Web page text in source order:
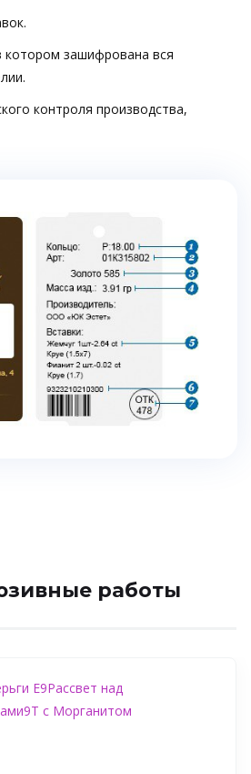
котором зашифрована вся
контроля производства,
работы